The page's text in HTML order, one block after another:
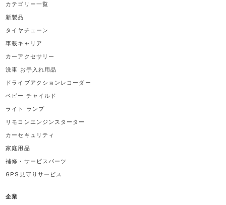
カテゴリー一覧
新製品
タイヤチェーン
車載キャリア
カーアクセサリー
洗車 お手入れ用品
ドライブアクションレコーダー
ベビー チャイルド
ライト ランプ
リモコンエンジンスターター
カーセキュリティ
家庭用品
補修・サービスパーツ
GPS見守りサービス
企業